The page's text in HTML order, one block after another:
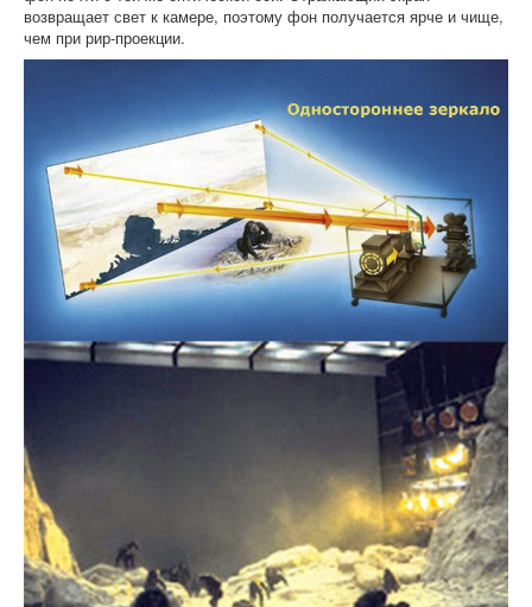
возвращает свет к камере, поэтому фон получается ярче и чище,
чем при рир-проекции.